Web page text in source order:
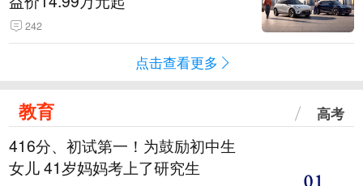
242
点击查看更多
教育 高考
416分、初试第一！为鼓励初中生
女儿 41岁妈妈考上了研究生